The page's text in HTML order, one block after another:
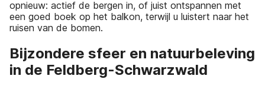
opnieuw: actief de bergen in, of juist ontspannen met
een goed boek op het balkon, terwijl u luistert naar het
ruisen van de bomen.
Bijzondere sfeer en natuurbeleving
in de Feldberg-Schwarzwald